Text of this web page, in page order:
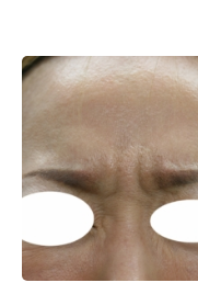
タトゥー・刺青
ニキビ
ニキビ痕の凹
ニキビ痕の凹み（ニ
ニキビ跡・凹み
ヒアルロン酸分解
ブログ
プチ整形